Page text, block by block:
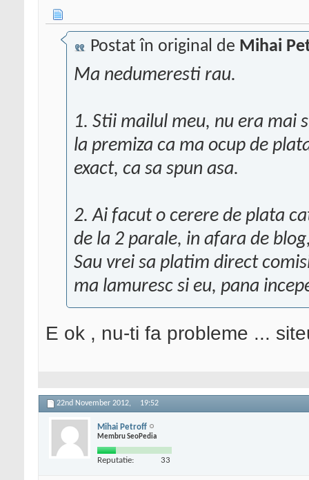
Postat în original de Mihai
Ma nedumeresti rau.
1. Stii mailul meu, nu era mai
la premiza ca ma ocup de
exact, ca sa spun asa.
2. Ai facut o cerere de plata
de la 2 parale, in afara de
Sau vrei sa platim direct
ma lamuresc si eu, pana
E ok , nu-ti fa probleme ...
22nd November 2012, 19:52
Mihai Petroff
Membru SeoPedia
Reputatie: 33